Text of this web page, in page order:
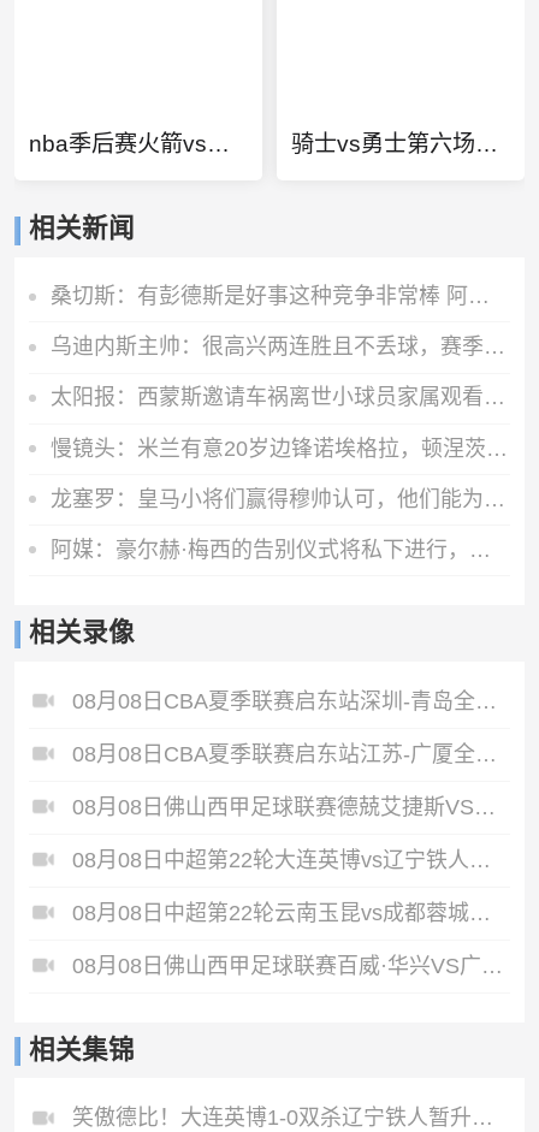
nba季后赛火箭vs湖人比赛 骑士vs勇士第六场视频
相关新闻
桑切斯：有彭德斯是好事这种竞争非常棒 阿隆索让事情变得简单
乌迪内斯主帅：很高兴两连胜且不丢球，赛季最重要目标是尽快保级
太阳报：西蒙斯邀请车祸离世小球员家属观看比赛，参观热刺基地
慢镜头：米兰有意20岁边锋诺埃格拉，顿涅茨克矿工要价4000万欧
龙塞罗：皇马小将们赢得穆帅认可，他们能为巨星们提供有力支援
阿媒：豪尔赫·梅西的告别仪式将私下进行，仅限亲人和挚友出席
相关录像
08月08日CBA夏季联赛启东站深圳-青岛全场录像
08月08日CBA夏季联赛启东站江苏-广厦全场录像
08月08日佛山西甲足球联赛德兢艾捷斯VS白坭兴龙全场录像
08月08日中超第22轮大连英博vs辽宁铁人全场录像
08月08日中超第22轮云南玉昆vs成都蓉城全场录像
08月08日佛山西甲足球联赛百威·华兴VS广州苏雅蔚雨堂全场录像
相关集锦
笑傲德比！大连英博1-0双杀辽宁铁人暂升第2斯坦丘远射制胜